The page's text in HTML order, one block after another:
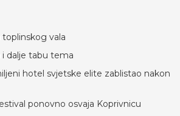
vala
dalje tabu tema
hotel svjetske elite zablistao nakon
ponovno osvaja Koprivnicu